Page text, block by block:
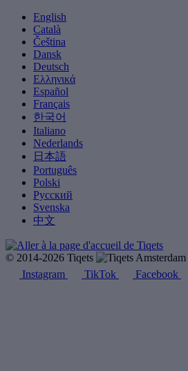
English
Català
Čeština
Dansk
Deutsch
Ελληνικά
Español
Français
한국어
Italiano
Nederlands
日本語
Português
Polski
Русский
Svenska
中文
© 2014-2026 Tiqets
Instagram
TikTok Facebook